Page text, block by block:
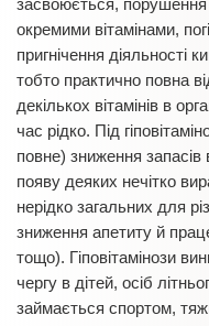
засвоюється, порушення
окремими вітамінами,
пригнічення діяльності
тобто практично повна
декількох вітамінів в
час рідко. Під
повне) зниження запасів
появу деяких нечітко
нерідко загальних для
зниження апетиту й
тощо). Гіповітамінози
чергу в дітей, осіб
займається спортом,